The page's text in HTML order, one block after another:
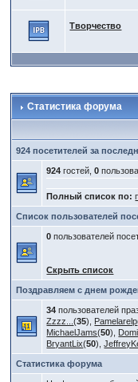
Творчество
Статистика форума
924 посетителей за
924 гостей,0
Полный список по:
Список пользователей
0 пользователей
Скрыть список
Поздравляем с днем
34 пользователей
Zzzz...(35), Pamelarelp
MichaelJams(50),
BryantLix(50),
Статистика форума